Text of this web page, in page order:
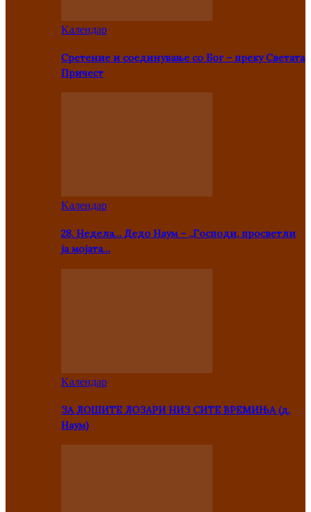
Kалендар
Сретение и соединување со Бог – преку Светата
Причест
Kалендар
28. Недела… Дедо Наум – „Господи, просветли
ја мојата…
Kалендар
ЗА ЛОШИТЕ ЛОЗАРИ НИЗ СИТЕ ВРЕМИЊА (д.
Наум)